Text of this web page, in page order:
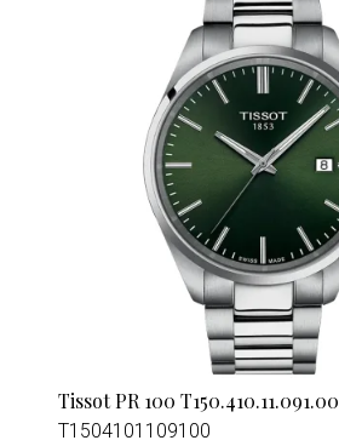
Tissot PR 100 T150.410.11.091.00
T1504101109100